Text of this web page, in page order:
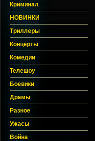
Криминал
НОВИНКИ
Триллеры
Концерты
Комедии
Телешоу
Боевики
Драмы
Разное
Ужасы
Война